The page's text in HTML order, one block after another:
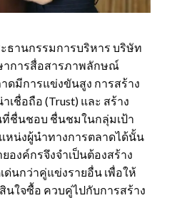
ธานกรรมการบริหาร บริษัท
าการสื่อสารภาพลักษณ์
ดมีการแข่งขันสูง การสร้าง
เชื่อถือ (Trust) และ สร้าง
ที่ชื่นชอบ ชื่นชมในกลุ่มเป้า
หน่งผู้นำทางการตลาดได้นั้น
งค์กรจึงจำเป็นต้องสร้าง
ด่นกว่าคู่แข่งรายอื่น เพื่อให้
นใจซื้อ ควบคู่ไปกับการสร้าง